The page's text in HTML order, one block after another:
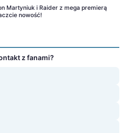
Martyniuk i Raider z mega premierą
nowość!
z fanami?